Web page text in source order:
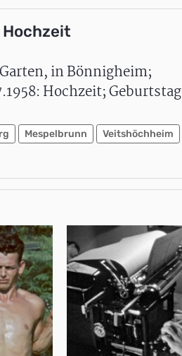
in Bönnigheim;
Hochzeit; Geburtstag
Mespelbrunn
Veitshöchheim